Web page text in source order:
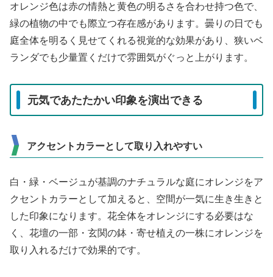
オレンジ色は赤の情熱と黄色の明るさを合わせ持つ色で、
緑の植物の中でも際立つ存在感があります。曇りの日でも
庭全体を明るく見せてくれる視覚的な効果があり、狭いベ
ランダでも少量置くだけで雰囲気がぐっと上がります。
元気であたたかい印象を演出できる
アクセントカラーとして取り入れやすい
白・緑・ベージュが基調のナチュラルな庭にオレンジをア
クセントカラーとして加えると、空間が一気に生き生きと
した印象になります。花全体をオレンジにする必要はな
く、花壇の一部・玄関の鉢・寄せ植えの一株にオレンジを
取り入れるだけで効果的です。